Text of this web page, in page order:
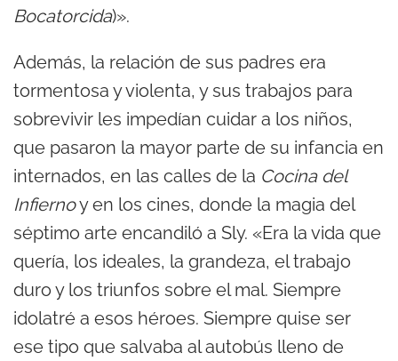
Bocatorcida)».
Además, la relación de sus padres era
tormentosa y violenta, y sus trabajos para
sobrevivir les impedían cuidar a los niños,
que pasaron la mayor parte de su infancia en
internados, en las calles de la Cocina del
Infiernoy en los cines, donde la magia del
séptimo arte encandiló a Sly. «Era la vida que
quería, los ideales, la grandeza, el trabajo
duro y los triunfos sobre el mal. Siempre
idolatré a esos héroes. Siempre quise ser
ese tipo que salvaba al autobús lleno de